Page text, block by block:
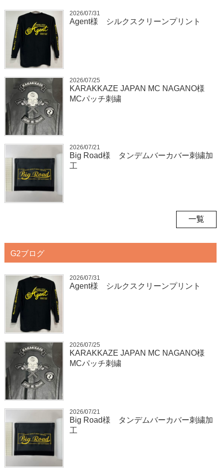
2026/07/31
Agent様 シルクスクリーンプリント
2026/07/25
KARAKKAZE JAPAN MC NAGANO様
MCパッチ刺繍
2026/07/21
Big Road様 タンデムバーカバー刺繍加
工
一覧
G2ブログ
2026/07/31
Agent様 シルクスクリーンプリント
2026/07/25
KARAKKAZE JAPAN MC NAGANO様
MCパッチ刺繍
2026/07/21
Big Road様 タンデムバーカバー刺繍加
工